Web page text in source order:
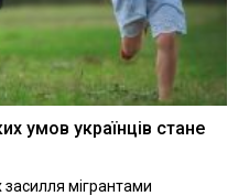
умов українців стане
засилля мігрантами